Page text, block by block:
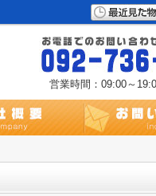
営業時間：09:00～